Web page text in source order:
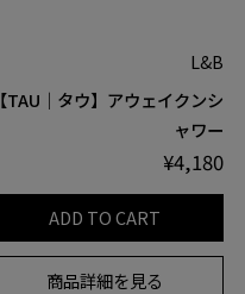
L&B
【TAU｜タウ】アウェイクンシ
ャワー
¥4,180
ADD TO CART
商品詳細を見る